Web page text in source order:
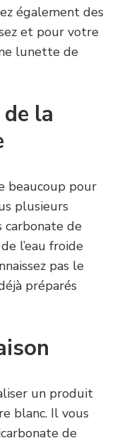
également des
et pour votre
lunette de
la
beaucoup pour
plusieurs
carbonate de
l’eau froide
pas le
préparés
un produit
blanc. Il vous
de